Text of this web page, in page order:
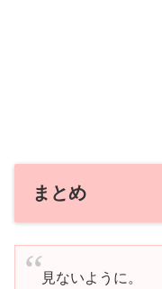
まとめ
見ないように。